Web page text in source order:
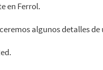
en Ferrol.
algunos detalles